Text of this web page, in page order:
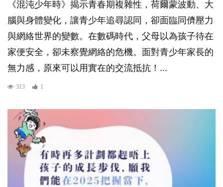
《混沌少年時》揭示青春期複雜性，荷爾蒙波動、大
腦與身體變化，讓青少年追尋認同，卻面臨同儕壓力
與網絡世界的變數。在數碼時代，父母以為孩子待在
家便安全，卻未察覺網絡的危機。面對青少年家長的
無力感，原來可以用實在的交流抵抗！...
313 1